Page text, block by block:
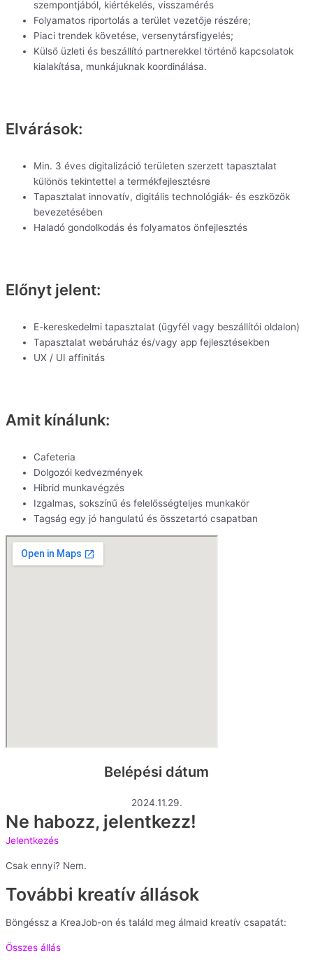
szempontjából, kiértékelés, visszamérés
Folyamatos riportolás a terület vezetője részére;
Piaci trendek követése, versenytársfigyelés;
Külső üzleti és beszállító partnerekkel történő kapcsolatok
kialakítása, munkájuknak koordinálása.
Elvárások:
Min. 3 éves digitalizáció területen szerzett tapasztalat
különös tekintettel a termékfejlesztésre
Tapasztalat innovatív, digitális technológiák- és eszközök
bevezetésében
Haladó gondolkodás és folyamatos önfejlesztés
Előnyt jelent:
E-kereskedelmi tapasztalat (ügyfél vagy beszállítói oldalon)
Tapasztalat webáruház és/vagy app fejlesztésekben
UX / UI affinitás
Amit kínálunk:
Cafeteria
Dolgozói kedvezmények
Hibrid munkavégzés
Izgalmas, sokszínű és felelősségteljes munkakör
Tagság egy jó hangulatú és összetartó csapatban
Belépési dátum
2024.11.29.
Ne habozz, jelentkezz!
Jelentkezés
Csak ennyi? Nem.
További kreatív állások
Böngéssz a KreaJob-on és találd meg álmaid kreatív csapatát:
Összes állás